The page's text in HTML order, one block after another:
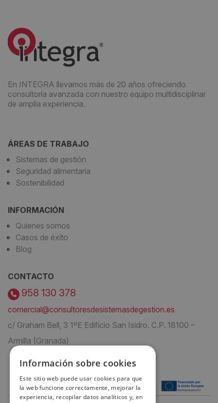
En INTEGRA llevamos más de 20 años ofreciendo
consultoría avanzada con nuestro equipo multidisciplinar
de amplia experiencia.
ÁREAS DE TRABAJO
Sistemas de gestión
Seguridad alimentaria
Sostenibilidad
INFORMACIÓN
Quienes somos
Casos de éxito
Blog
CONTACTO
958 130 378
comercial@consultoresdesistemasdegestion.es
c/ Graham Bell, 3 1ºE Edificio San Isidro. C.P. 18100 –
Armilla (Granada)
Información sobre cookies
Este sitio web puede usar cookies para que
la web funcione correctamente, mejorar la
experiencia, recopilar datos analíticos y, en